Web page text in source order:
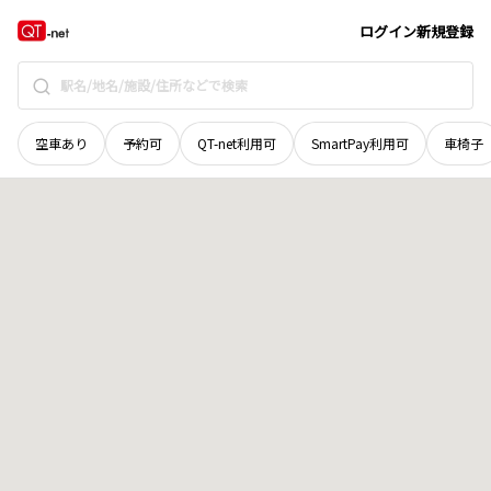
ログイン新規登録
空車あり 予約可 QT-net利用可 SmartPay利用可 車椅子
広島県